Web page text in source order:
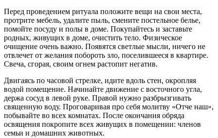
Перед проведением ритуала положите вещи на свои места,
протрите мебель, удалите пыль, смените постельное белье,
помойте посуду и полы в доме. Покупайтесь и заставьте
родных, живущих в доме, очистить тело. Физическое
очищение очень важно. Появятся светлые мысли, ничего не
отвлечет от желания побороть зло, поселившееся в квартире.
Свеча, сгорая, своим огнем растопит негатив.
Двигаясь по часовой стрелке, идите вдоль стен, окропляя
водой помещение. Начинайте движение с восточного угла,
держа сосуд в левой руке. Правой нужно разбрызгивать
священную воду. Проговаривая про себя молитву «Отче наш»,
побывайте во всех комнатах. После окончания обряда
освящения покропите всех живущих в помещении: членов
семьи и домашних животных.